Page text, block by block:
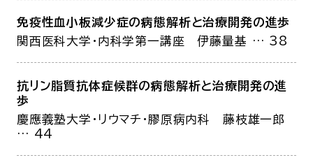
免疫性血小板減少症の病態解析と治療開発の進歩
関西医科大学・内科学第一講座
伊藤量基 … 38
抗リン脂質抗体症候群の病態解析と治療開発の進
歩
慶應義塾大学・リウマチ・膠原病内科
藤枝雄一郎
… 44